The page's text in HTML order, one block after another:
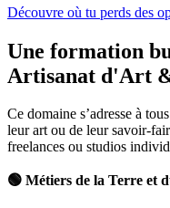
Découvre où tu perds des
Une formation
Artisanat d'Art
Ce domaine s’adresse à
leur art ou de leur savoir-
freelances ou studios
🟢 Métiers de la Terre et